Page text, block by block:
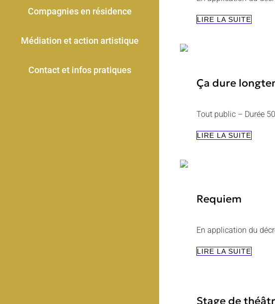
Compagnies en résidence
Médiation et action artistique
Contact et infos pratiques
LIRE LA SUITE
Ça dure
Tout public – Durée
LIRE LA SUITEÇA
Requiem
En application du
LIRE LA SUITE
Stage de